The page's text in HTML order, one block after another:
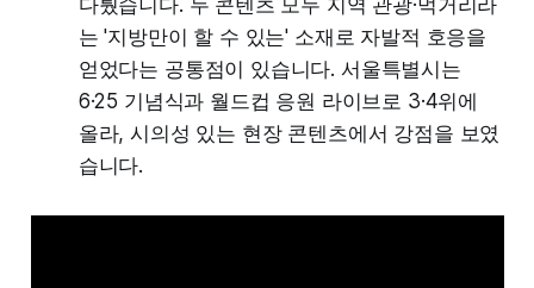
다퉜습니다. 두 콘텐츠 모두 지역 관광·먹거리라
는 '지방만이 할 수 있는' 소재로 자발적 호응을
얻었다는 공통점이 있습니다. 서울특별시는
6·25 기념식과 월드컵 응원 라이브로 3·4위에
올라, 시의성 있는 현장 콘텐츠에서 강점을 보였
습니다.